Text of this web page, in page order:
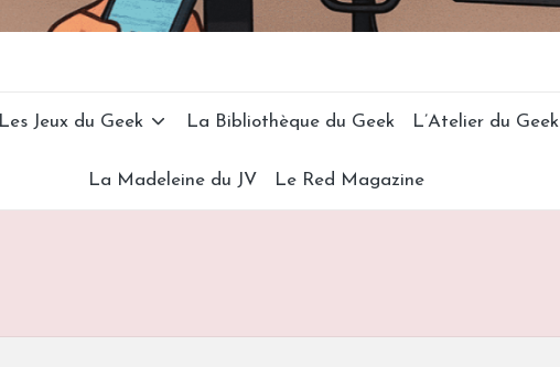
Les Jeux du Geek La Bibliothèque du Geek L’Atelier du Geek
La Madeleine du JV Le Red Magazine